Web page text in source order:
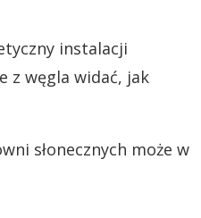
instalacji
z węgla widać, jak
słonecznych może w